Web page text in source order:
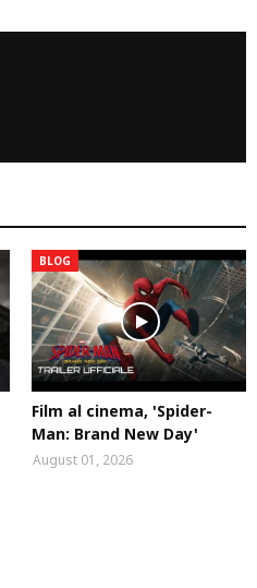
BLOG
Film al cinema, 'Spider-
Man: Brand New Day'
August 01, 2026